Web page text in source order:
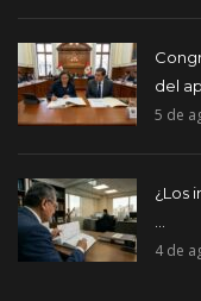
del
5 de
¿Los
4 de